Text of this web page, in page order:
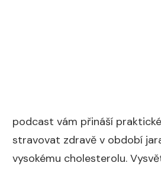
podcast vám přináší
stravovat zdravě v období
vysokému cholesterolu.